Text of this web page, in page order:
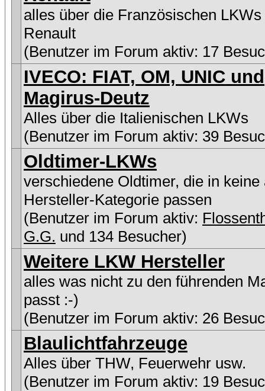
alles über die Französischen LKWs
Renault
(Benutzer im Forum aktiv: 17
IVECO: FIAT, OM, UNIC und
Magirus-Deutz
Alles über die Italienischen LKWs
(Benutzer im Forum aktiv: 39
Oldtimer-LKWs
verschiedene Oldtimer, die in keine
Hersteller-Kategorie passen
(Benutzer im Forum aktiv:
G.G. und 134 Besucher)
Weitere LKW Hersteller
alles was nicht zu den führenden
passt :-)
(Benutzer im Forum aktiv: 26
Blaulichtfahrzeuge
Alles über THW, Feuerwehr usw.
(Benutzer im Forum aktiv: 19